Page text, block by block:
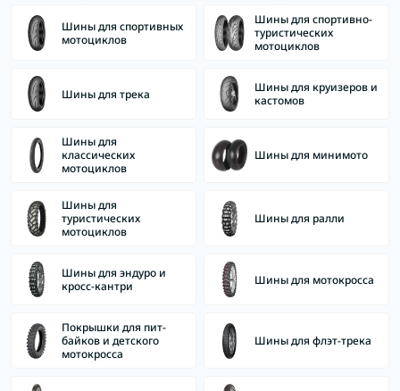
Шины для спортивных
мотоциклов
Шины для спортивно-
туристических
мотоциклов
Шины для трека
Шины для круизеров и
кастомов
Шины для
классических
мотоциклов
Шины для минимото
Шины для
туристических
мотоциклов
Шины для ралли
Шины для эндуро и
кросс-кантри
Шины для мотокросса
Покрышки для пит-
байков и детского
мотокросса
Шины для флэт-трека